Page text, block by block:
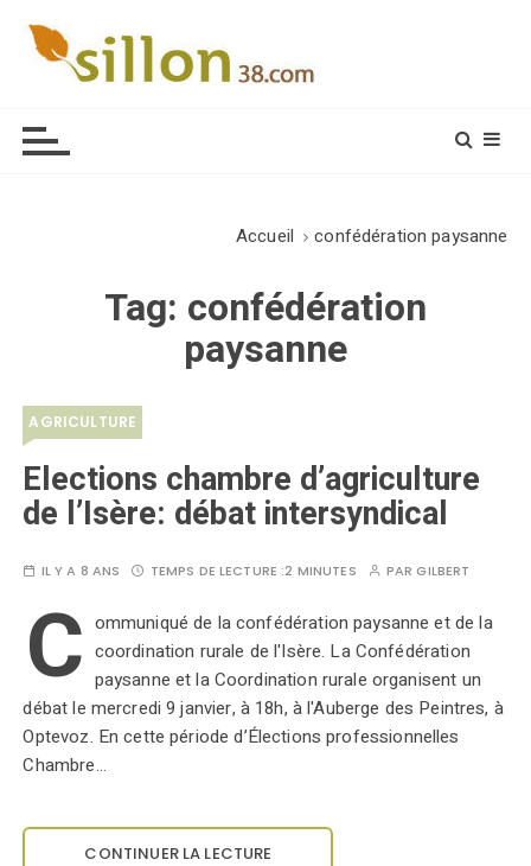
Accueil confédération paysanne
Tag: confédération
paysanne
AGRICULTURE
Elections chambre d’agriculture
de l’Isère: débat intersyndical
IL Y A 8 ANS TEMPS DE LECTURE :2 MINUTES PARGILBERT
C ommuniqué de la confédération paysanne et de la
coordination rurale de l'Isère. La Confédération
paysanne et la Coordination rurale organisent un
débat le mercredi 9 janvier, à 18h, à l'Auberge des Peintres, à
Optevoz. En cette période d’Élections professionnelles
Chambre…
CONTINUER LA LECTURE